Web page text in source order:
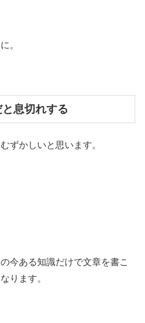
。
息切れする
ずかしいと思います。
今ある知識だけで文章を書こ
ります。